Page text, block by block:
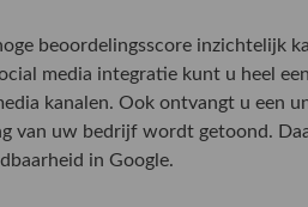
beoordelingsscore inzichtelijk
media integratie kunt u heel
kanalen. Ook ontvangt u een
van uw bedrijf wordt getoond.
in Google.